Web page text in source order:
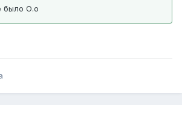
было О.о